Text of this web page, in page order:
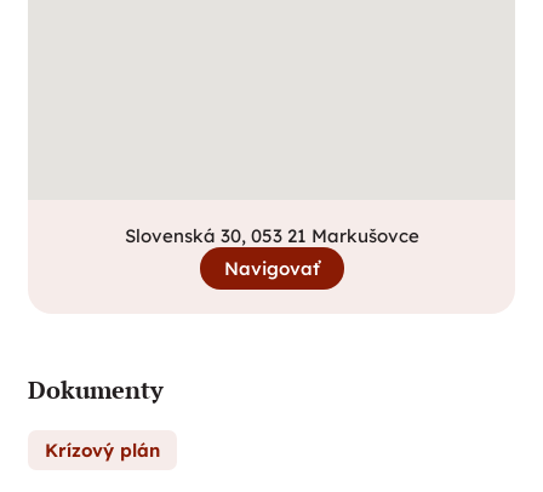
Slovenská 30, 053 21 Markušovce
Navigovať
Dokumenty
Krízový plán